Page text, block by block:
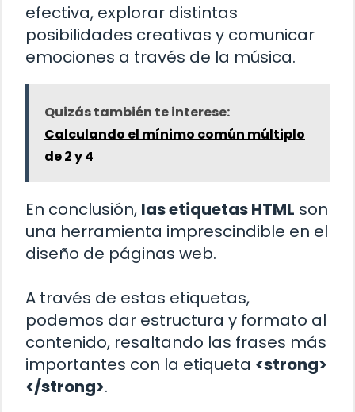
efectiva, explorar distintas
posibilidades creativas y comunicar
emociones a través de la música.
Quizás también te interese:
Calculando el mínimo común múltiplo
de 2 y 4
En conclusión, las etiquetas HTML son
una herramienta imprescindible en el
diseño de páginas web.
A través de estas etiquetas,
podemos dar estructura y formato al
contenido, resaltando las frases más
importantes con la etiqueta <strong>
</strong>.